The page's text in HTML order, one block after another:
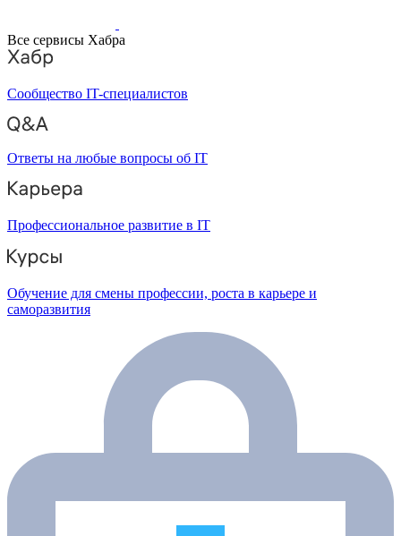
Все сервисы Хабра
Сообщество IT-специалистов
Ответы на любые вопросы об IT
Профессиональное развитие в IT
Обучение для смены профессии, роста в карьере и
саморазвития